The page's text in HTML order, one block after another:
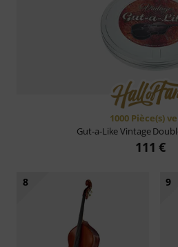
1000 Pièce(s)
Gut-a-LikeVintage
111 €
8 9